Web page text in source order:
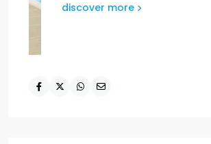
discover more